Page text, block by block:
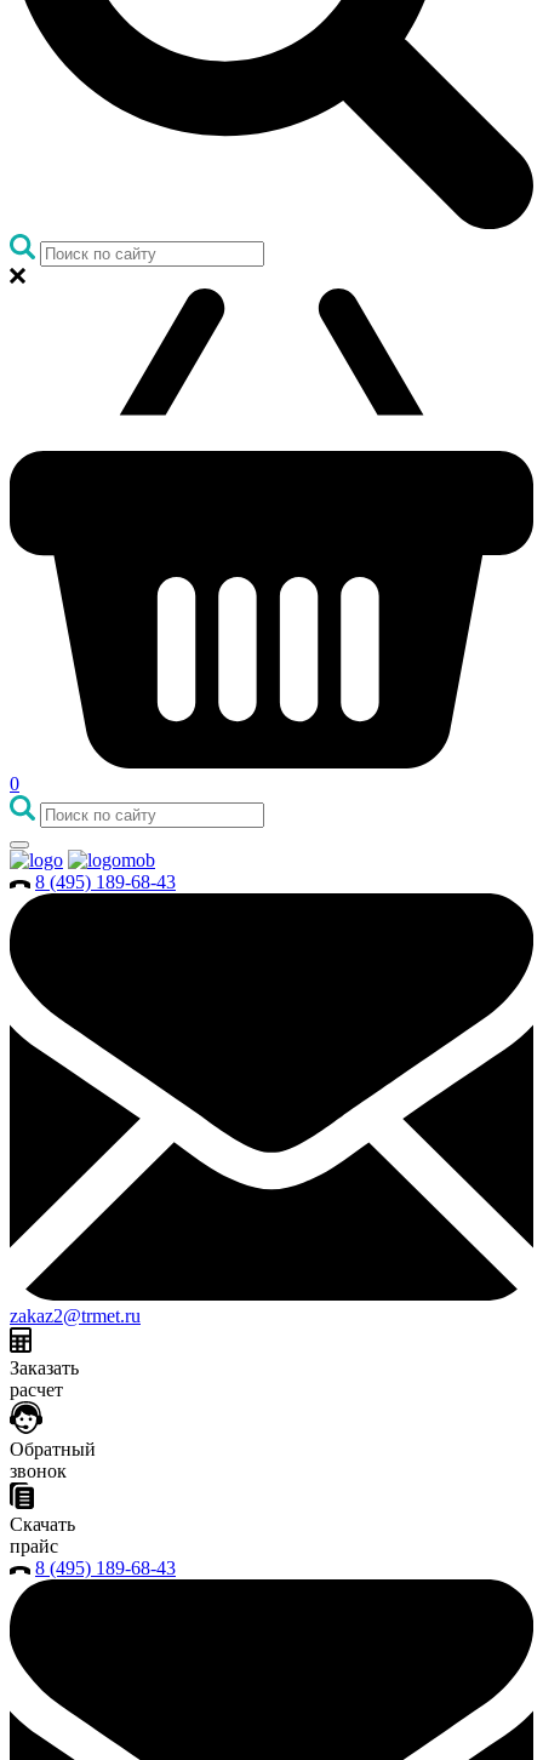
0
8 (495) 189-68-43
zakaz2@trmet.ru
Заказать
расчет
Обратный
звонок
Скачать
прайс
8 (495) 189-68-43